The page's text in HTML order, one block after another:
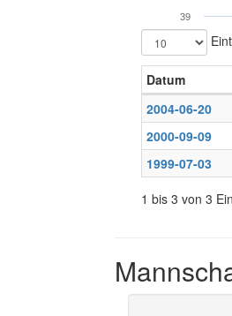
39
Datum
2004-06-20
2000-09-09
1999-07-03
1 bis 3 von 3